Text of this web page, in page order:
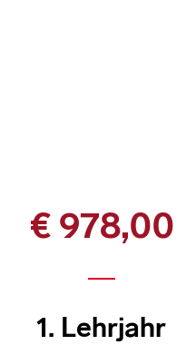
€ 978,00
1. Lehrjahr